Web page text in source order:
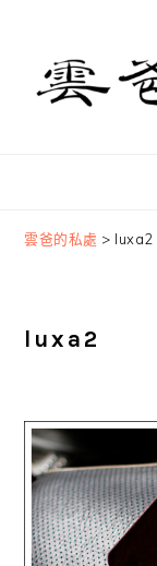
primary
navigation
content
primary
sidebar
雲爸的私處 > luxa2
luxa2